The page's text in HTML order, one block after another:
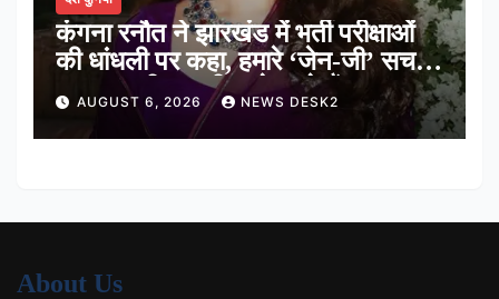
कंगना रनौत ने झारखंड में भर्ती परीक्षाओं
की धांधली पर कहा, हमारे ‘जेन-जी’ सच में
हर तरह की तकलीफ झेल रहे हैं
AUGUST 6, 2026 NEWS DESK2
About Us